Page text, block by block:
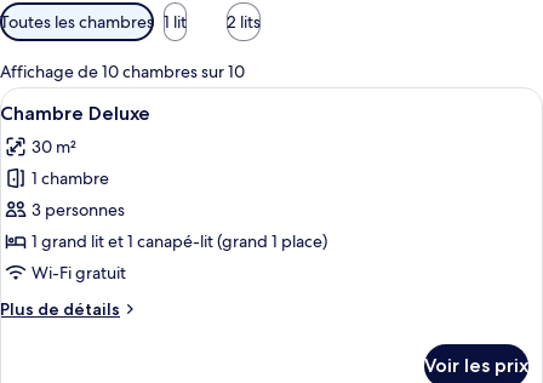
Filtres
disponibles
pour
les
chambres
Toutes les chambres 1 lit 2 lits
Affichage de 10 chambres sur 10
Afficher
toutes
les
photos
pour
ce
type
chambre :
Une chambre d’hôtel avec un grand
15
Chambre Deluxe
30 m²
1 chambre
3 personnes
1 grand lit et 1 canapé-lit (grand 1 place)
Wi-Fi gratuit
Plus de détails
Plus
Voir les prix